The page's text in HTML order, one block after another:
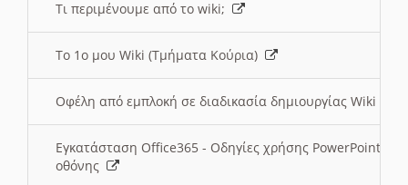
Τι περιμένουμε από το wiki;
Το 1ο μου Wiki (Τμήματα Κούρια)
Οφέλη από εμπλοκή σε διαδικασία δημιουργίας Wiki
Εγκατάσταση Office365 - Οδηγίες χρήσης PowerPoint
οθόνης